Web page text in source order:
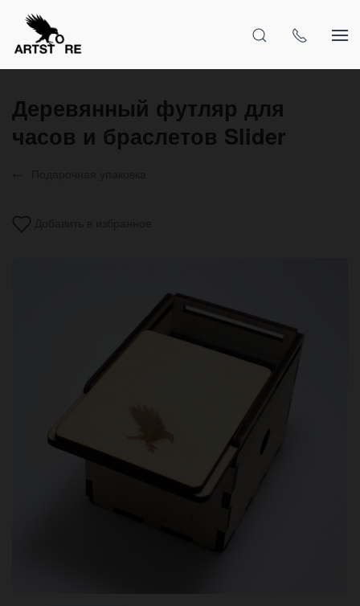
Деревянный футляр для
часов и браслетов Slider